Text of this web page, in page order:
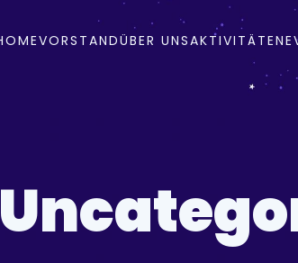
VORSTANDÜBER UNSAKTIVITÄTEN